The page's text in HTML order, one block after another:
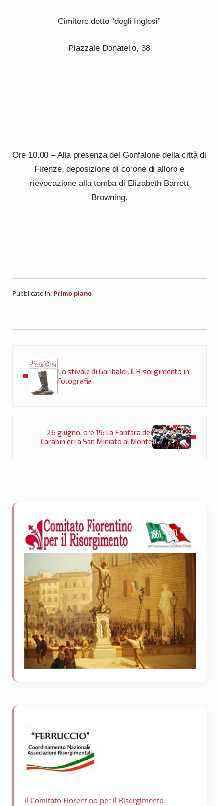
Cimitero detto “degli Inglesi”
Piazzale Donatello, 38
Ore 10.00 – Alla presenza del Gonfalone della città di
Firenze, deposizione di corone di alloro e
rievocazione alla tomba di Elizabeth Barrett
Browning.
Pubblicato in: Primo piano
Lo stivale di Garibaldi. Il Risorgimento in
fotografia
26 giugno, ore 19: La Fanfara dei
Carabinieri a San Miniato al Monte
Sidebar
il Comitato Fiorentino per il Risorgimento